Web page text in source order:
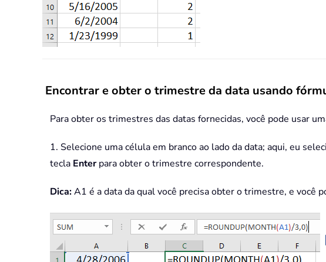
Encontrar e obter o trimestre da data usando
Para obter os trimestres das datas fornecidas, você pode usar
1. Selecione uma célula em branco ao lado da data; aqui, eu
tecla Enterpara obter o trimestre correspondente.
Dica:A1 é a data da qual você precisa obter o trimestre, e você